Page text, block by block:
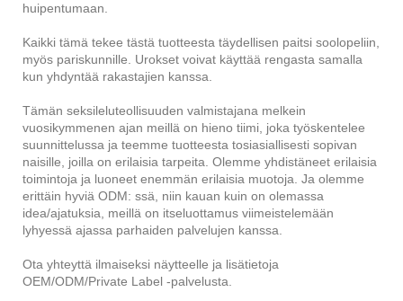
huipentumaan.
Kaikki tämä tekee tästä tuotteesta täydellisen paitsi soolopeliin,
myös pariskunnille. Urokset voivat käyttää rengasta samalla
kun yhdyntää rakastajien kanssa.
Tämän seksileluteollisuuden valmistajana melkein
vuosikymmenen ajan meillä on hieno tiimi, joka työskentelee
suunnittelussa ja teemme tuotteesta tosiasiallisesti sopivan
naisille, joilla on erilaisia ​​tarpeita. Olemme yhdistäneet erilaisia ​​
toimintoja ja luoneet enemmän erilaisia ​​muotoja. Ja olemme
erittäin hyviä ODM: ssä, niin kauan kuin on olemassa
idea/ajatuksia, meillä on itseluottamus viimeistelemään
lyhyessä ajassa parhaiden palvelujen kanssa.
Ota yhteyttä ilmaiseksi näytteelle ja lisätietoja
OEM/ODM/Private Label -palvelusta.